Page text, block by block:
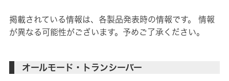
掲載されている情報は、各製品発表時の情報です。 情報
が異なる可能性がございます。予めご了承ください。
オールモード・トランシーバー